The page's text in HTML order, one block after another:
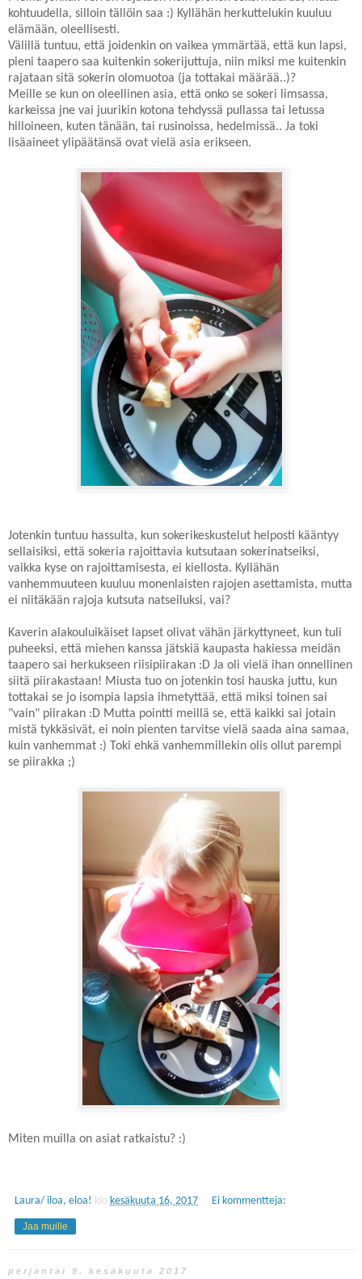
kohtuudella, silloin tällöin saa :) Kyllähän herkuttelukin kuuluu
elämään, oleellisesti.
Välillä tuntuu, että joidenkin on vaikea ymmärtää, että kun lapsi,
pieni taapero saa kuitenkin sokerijuttuja, niin miksi me kuitenkin
rajataan sitä sokerin olomuotoa (ja tottakai määrää..)?
Meille se kun on oleellinen asia, että onko se sokeri limsassa,
karkeissa jne vai juurikin kotona tehdyssä pullassa tai letussa
hilloineen, kuten tänään, tai rusinoissa, hedelmissä.. Ja toki
lisäaineet ylipäätänsä ovat vielä asia erikseen.
Jotenkin tuntuu hassulta, kun sokerikeskustelut helposti kääntyy
sellaisiksi, että sokeria rajoittavia kutsutaan sokerinatseiksi,
vaikka kyse on rajoittamisesta, ei kiellosta. Kyllähän
vanhemmuuteen kuuluu monenlaisten rajojen asettamista, mutta
ei niitäkään rajoja kutsuta natseiluksi, vai?
Kaverin alakouluikäiset lapset olivat vähän järkyttyneet, kun tuli
puheeksi, että miehen kanssa jätskiä kaupasta hakiessa meidän
taapero sai herkukseen riisipiirakan :D Ja oli vielä ihan onnellinen
siitä piirakastaan! Miusta tuo on jotenkin tosi hauska juttu, kun
tottakai se jo isompia lapsia ihmetyttää, että miksi toinen sai
"vain" piirakan :D Mutta pointti meillä se, että kaikki sai jotain
mistä tykkäsivät, ei noin pienten tarvitse vielä saada aina samaa,
kuin vanhemmat :) Toki ehkä vanhemmillekin olis ollut parempi
se piirakka ;)
Miten muilla on asiat ratkaistu? :)
Laura/ iloa, eloa! klo kesäkuuta 16, 2017 Ei kommentteja:
Jaa muille
perjantai 9. kesäkuuta 2017